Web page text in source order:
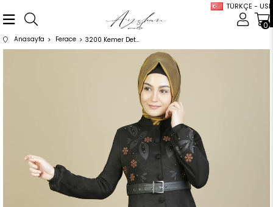
TÜRKÇE - USD
0
Anasayfa Ferace 3200 Kemer Detaylı Siyah Ferace